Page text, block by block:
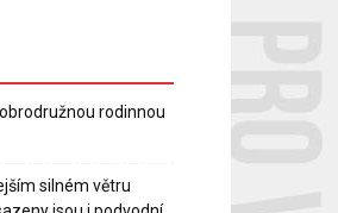
rodinnou
silném větru